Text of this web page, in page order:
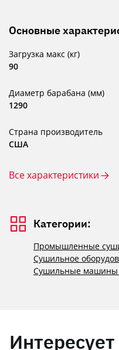
Основные
Загрузка макс (кг)
90
Диаметр барабана (мм)
1290
Страна производитель
США
Все характеристики
Категории:
Промышленные
Сушильное
Сушильные машины